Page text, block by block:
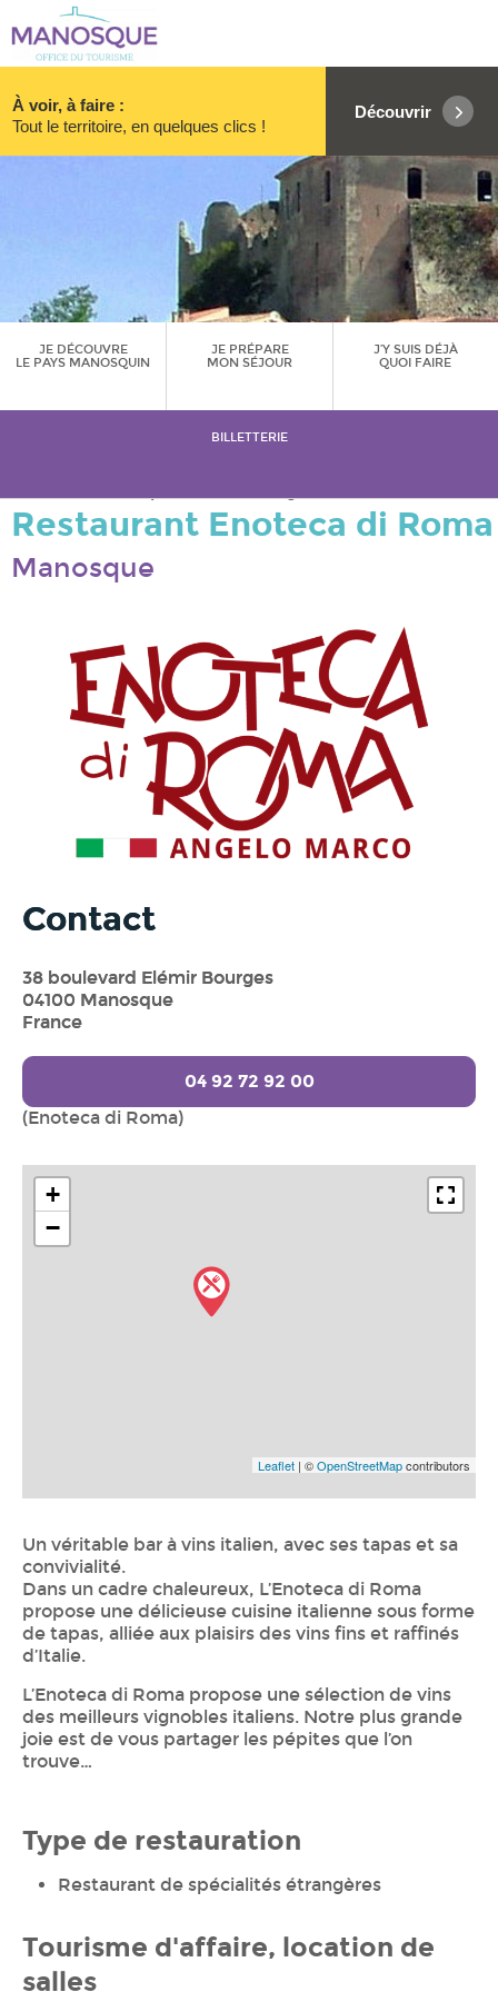
JE DÉCOUVRE
LE PAYS MANOSQUIN
JE PRÉPARE
MON SÉJOUR
J’Y SUIS DÉJÀ
QUOI FAIRE
BILLETTERIE
À voir, à faire :
Tout le territoire, en quelques clics !
Découvrir
Restaurant Enoteca di Roma
Manosque
Contact
38 boulevard Elémir Bourges
04100 Manosque
France
04 92 72 92 00
(Enoteca di Roma)
+
−
Leaflet | ©OpenStreetMapcontributors
Un véritable bar à vins italien, avec ses tapas et sa
convivialité.
Dans un cadre chaleureux, L’Enoteca di Roma
propose une délicieuse cuisine italienne sous forme
de tapas, alliée aux plaisirs des vins fins et raffinés
d’Italie.
L’Enoteca di Roma propose une sélection de vins
des meilleurs vignobles italiens. Notre plus grande
joie est de vous partager les pépites que l’on
trouve…
Type de restauration
Restaurant de spécialités étrangères
Tourisme d'affaire, location de
salles